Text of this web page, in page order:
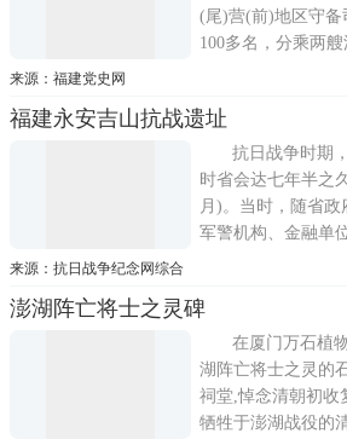
(尾)营(前)地区守备
100多名，分乘两
事。中共福建省委
案，决定挑选48名
击队员，组成敢死
枪、40多支步枪和
来源：福建党史网
福建永安吉山抗战遗址
抗日战争时期
时省会达七年半之
月)。当时，随省政
军警机构、金融单
研究机构和团体多
环境极其恶劣的情
国进步人士不顾个
作为武器，开展了
来源：抗日战争纪念网综合
澎湖阵亡将士之灵碑
在厦门万石植
湖阵亡将士之灵的
祠堂,悼念清朝初收
牺牲于澎湖战役的